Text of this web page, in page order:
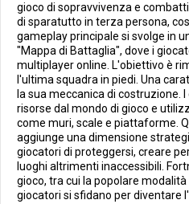
gioco di sopravvivenza e
di sparatutto in terza persona,
gameplay principale si svolge in
"Mappa di Battaglia", dove i
multiplayer online. L'obiettivo è
l'ultima squadra in piedi. Una
la sua meccanica di costruzione.
risorse dal mondo di gioco e
come muri, scale e piattaforme.
aggiunge una dimensione
giocatori di proteggersi, creare
luoghi altrimenti inaccessibili.
gioco, tra cui la popolare
giocatori si sfidano per diventare